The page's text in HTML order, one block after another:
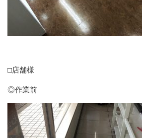
□店舗様
◎作業前